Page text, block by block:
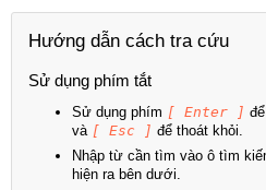
Hướng dẫn cách tra cứu
Sử dụng phím tắt
Sử dụng phím [ Enter ]
và [ Esc ] để thoát khỏi.
Nhập từ cần tìm vào ô tìm
hiện ra bên dưới.